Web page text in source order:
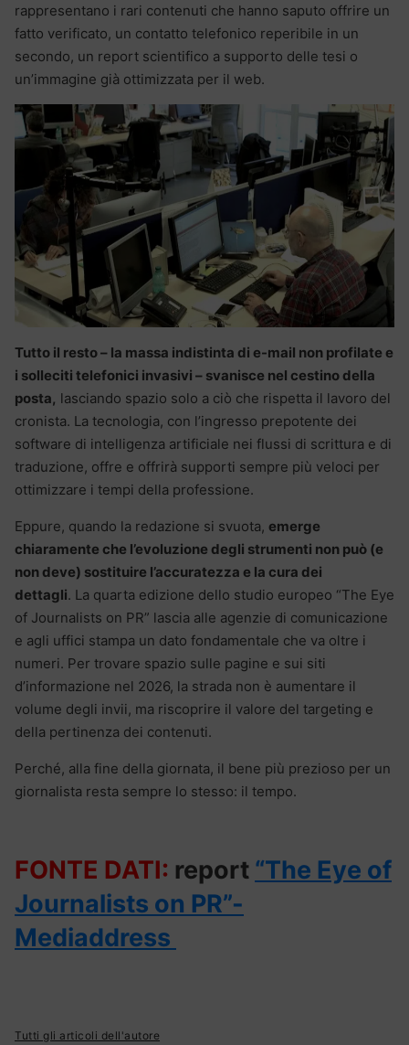
rappresentano i rari contenuti che hanno saputo offrire un
fatto verificato, un contatto telefonico reperibile in un
secondo, un report scientifico a supporto delle tesi o
un’immagine già ottimizzata per il web.
Tutto il resto – la massa indistinta di e-mail non profilate e
i solleciti telefonici invasivi – svanisce nel cestino della
posta, lasciando spazio solo a ciò che rispetta il lavoro del
cronista. La tecnologia, con l’ingresso prepotente dei
software di intelligenza artificiale nei flussi di scrittura e di
traduzione, offre e offrirà supporti sempre più veloci per
ottimizzare i tempi della professione.
Eppure, quando la redazione si svuota, emerge
chiaramente che l’evoluzione degli strumenti non può (e
non deve) sostituire l’accuratezza e la cura dei
dettagli. La quarta edizione dello studio europeo “The Eye
of Journalists on PR” lascia alle agenzie di comunicazione
e agli uffici stampa un dato fondamentale che va oltre i
numeri. Per trovare spazio sulle pagine e sui siti
d’informazione nel 2026, la strada non è aumentare il
volume degli invii, ma riscoprire il valore del targeting e
della pertinenza dei contenuti.
Perché, alla fine della giornata, il bene più prezioso per un
giornalista resta sempre lo stesso: il tempo.
FONTE DATI: report “The Eye of
Journalists on PR”-
Mediaddress
Tutti gli articoli dell'autore